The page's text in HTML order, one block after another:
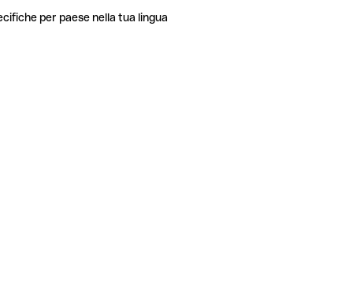
per paese nella tua lingua